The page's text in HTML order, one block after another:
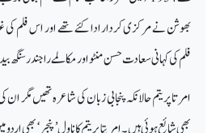
بھوشن نے مرکزی کردار ادا کئے تھے اور اس فلم
فلم کی کہانی سعادت حسن منٹو اورمکالمے راجندر
امرتاپریتم حالانکہ پنجابی زبان کی شاعرہ تھیں مگر ان
بھی شائع ہوئی ہیں۔امریتا پریتم کا ناول ’ پنجر‘ بھی